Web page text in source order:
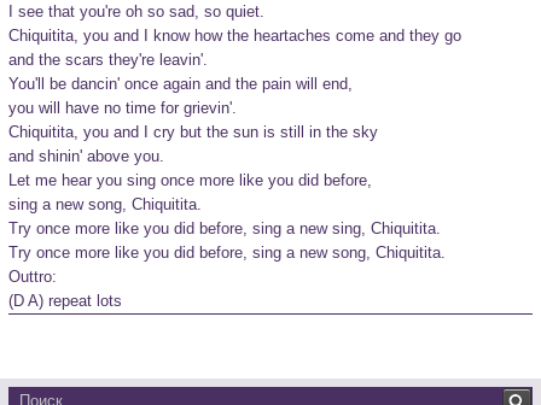
I see that you're oh so sad, so quiet.
Chiquitita, you and I know how the heartaches come and they go
and the scars they're leavin'.
You'll be dancin' once again and the pain will end,
you will have no time for grievin'.
Chiquitita, you and I cry but the sun is still in the sky
and shinin' above you.
Let me hear you sing once more like you did before,
sing a new song, Chiquitita.
Try once more like you did before, sing a new sing, Chiquitita.
Try once more like you did before, sing a new song, Chiquitita.
Outtro:
(D A) repeat lots